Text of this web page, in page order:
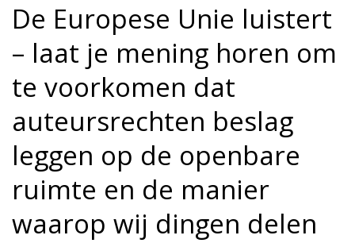
De Europese Unie luistert
– laat je mening horen om
te voorkomen dat
auteursrechten beslag
leggen op de openbare
ruimte en de manier
waarop wij dingen delen